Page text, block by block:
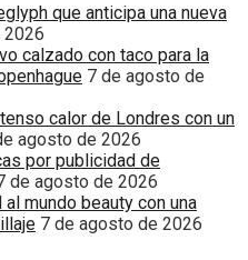
que anticipa una nueva
2026
calzado con taco para la
7 de agosto de
calor de Londres con un
agosto de 2026
por publicidad de
de agosto de 2026
mundo beauty con una
7 de agosto de 2026